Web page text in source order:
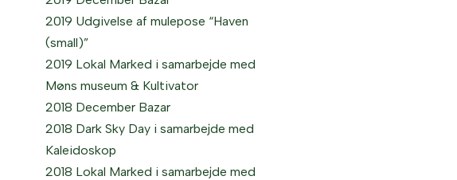
2019 Udgivelse af mulepose “Haven
(small)”
2019 Lokal Marked i samarbejde med
Møns museum & Kultivator
2018 December Bazar
2018 Dark Sky Day i samarbejde med
Kaleidoskop
2018 Lokal Marked i samarbejde med